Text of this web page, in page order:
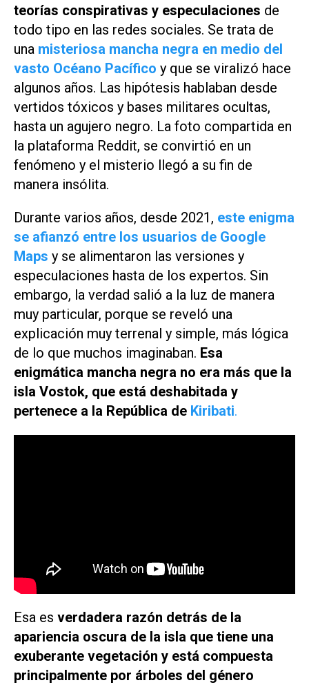
teorías conspirativas y especulaciones de
todo tipo en las redes sociales. Se trata de
una misteriosa mancha negra en medio del
vasto Océano Pacífico y que se viralizó hace
algunos años. Las hipótesis hablaban desde
vertidos tóxicos y bases militares ocultas,
hasta un agujero negro. La foto compartida en
la plataforma Reddit, se convirtió en un
fenómeno y el misterio llegó a su fin de
manera insólita.
Durante varios años, desde 2021, este enigma
se afianzó entre los usuarios de Google
Maps y se alimentaron las versiones y
especulaciones hasta de los expertos. Sin
embargo, la verdad salió a la luz de manera
muy particular, porque se reveló una
explicación muy terrenal y simple, más lógica
de lo que muchos imaginaban. Esa
enigmática mancha negra no era más que la
isla Vostok, que está deshabitada y
pertenece a la República de Kiribati.
Esa es verdadera razón detrás de la
apariencia oscura de la isla que tiene una
exuberante vegetación y está compuesta
principalmente por árboles del género